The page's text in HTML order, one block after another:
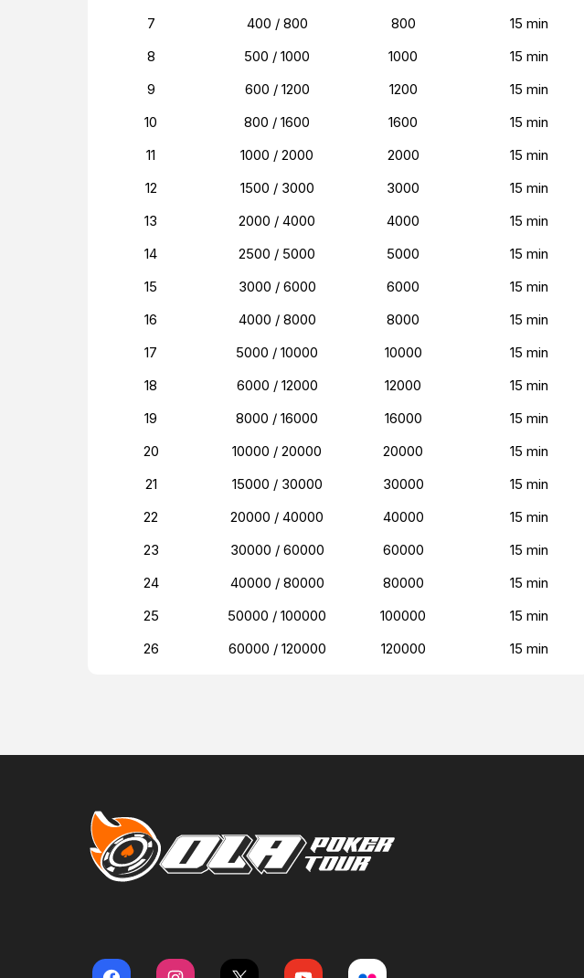
7
400 / 800 800
15 min
8
500 / 1000 1000
15 min
9
600 / 1200 1200
15 min
10
800 / 1600 1600
15 min
11
1000 / 2000 2000
15 min
12
1500 / 3000 3000
15 min
13
2000 / 4000 4000
15 min
14
2500 / 5000 5000
15 min
15
3000 / 6000 6000
15 min
16
4000 / 8000 8000
15 min
17
5000 / 10000 10000
15 min
18
6000 / 12000 12000
15 min
19
8000 / 16000 16000
15 min
20
10000 / 20000 20000
15 min
21
15000 / 30000 30000
15 min
22
20000 / 40000 40000
15 min
23
30000 / 60000 60000
15 min
24
40000 / 80000 80000
15 min
25
50000 / 100000 100000
15 min
26
60000 / 120000 120000 15 min